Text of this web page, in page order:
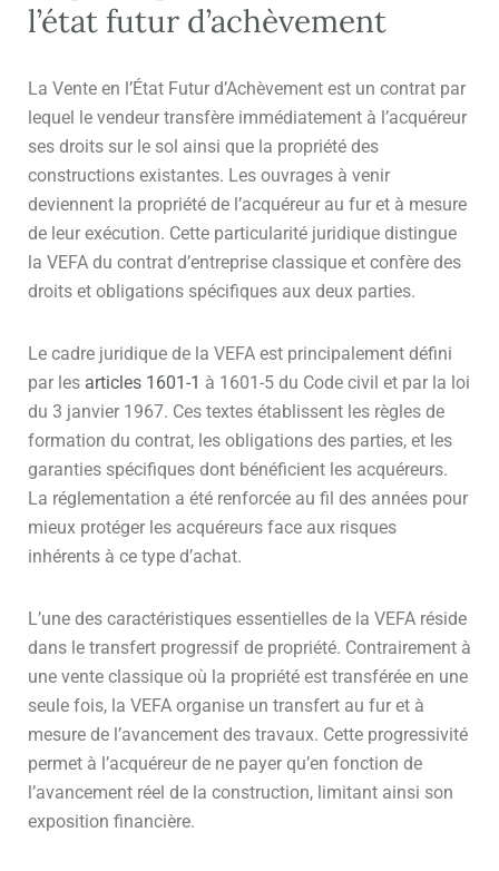
l’état futur d’achèvement
La Vente en l’État Futur d’Achèvement est un contrat par
lequel le vendeur transfère immédiatement à l’acquéreur
ses droits sur le sol ainsi que la propriété des
constructions existantes. Les ouvrages à venir
deviennent la propriété de l’acquéreur au fur et à mesure
de leur exécution. Cette particularité juridique distingue
la VEFA du contrat d’entreprise classique et confère des
droits et obligations spécifiques aux deux parties.
Le cadre juridique de la VEFA est principalement défini
par les articles 1601-1 à 1601-5 du Code civil et par la loi
du 3 janvier 1967. Ces textes établissent les règles de
formation du contrat, les obligations des parties, et les
garanties spécifiques dont bénéficient les acquéreurs.
La réglementation a été renforcée au fil des années pour
mieux protéger les acquéreurs face aux risques
inhérents à ce type d’achat.
L’une des caractéristiques essentielles de la VEFA réside
dans le transfert progressif de propriété. Contrairement à
une vente classique où la propriété est transférée en une
seule fois, la VEFA organise un transfert au fur et à
mesure de l’avancement des travaux. Cette progressivité
permet à l’acquéreur de ne payer qu’en fonction de
l’avancement réel de la construction, limitant ainsi son
exposition financière.